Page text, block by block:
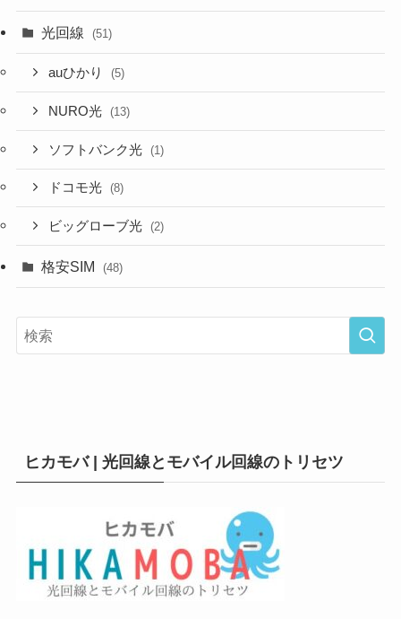
光回線 (51)
auひかり (5)
NURO光 (13)
ソフトバンク光 (1)
ドコモ光 (8)
ビッグローブ光 (2)
格安SIM (48)
ヒカモバ | 光回線とモバイル回線のトリセツ